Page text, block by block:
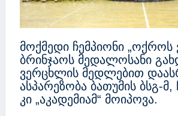
მოქმედი ჩემპიონი „ოქროს
ბრინჯაოს მედალოსანი
ვერცხლის მედლებით
ასპარეზობა ბათუმის ბსგ-მ,
კი „აკადემიამ“ მოიპოვა.